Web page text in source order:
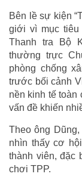
Bên lề sự kiện
giới vì mục tiêu
Thanh tra Bộ
thường trực
phòng chống
trước bối cảnh
nền kinh tế toàn
vấn đề khiến
Theo ông
nhìn thấy cơ
thành viên, đặc
chơi TPP.